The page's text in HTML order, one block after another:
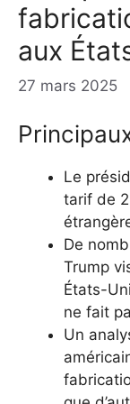
aux
27 mars 2025
Le
tarif de
De
Trump
États-
ne fait
Un